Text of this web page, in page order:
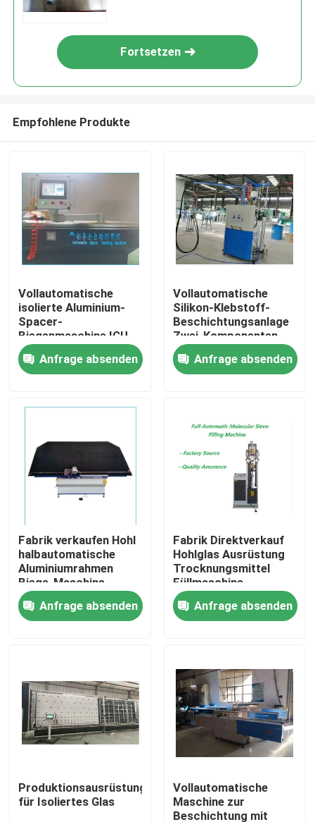
Produkte
Videos
Über uns
Fabrik-Ausflug
Treten Sie mit uns in Verbindung
Fordern Sie ein Zitat
Warm-Edge-Abstandshalter
Fortsetzen
Empfohlene Produkte
Vollautomatische
isolierte Aluminium-
Spacer-
Biegenmaschine IGU-
Maschine
Anfrage absenden
Vollautomatische
Silikon-Klebstoff-
Beschichtungsanlage
Zwei-Komponenten-
Dichtungsmittel-
Beschichtungsmaschine
Vollpneumatische
Anfrage absenden
Fabrik verkaufen Hohl
halbautomatische
Aluminiumrahmen
Biege-Maschine
isolierte Glasmaschine
Anfrage absenden
Fabrik Direktverkauf
Hohlglas Ausrüstung
Trocknungsmittel
Füllmaschine
Isolierglasmaschine
Anfrage absenden
Produktionsausrüstung
für Isoliertes Glas
Vollautomatische
Maschine zur
Beschichtung mit